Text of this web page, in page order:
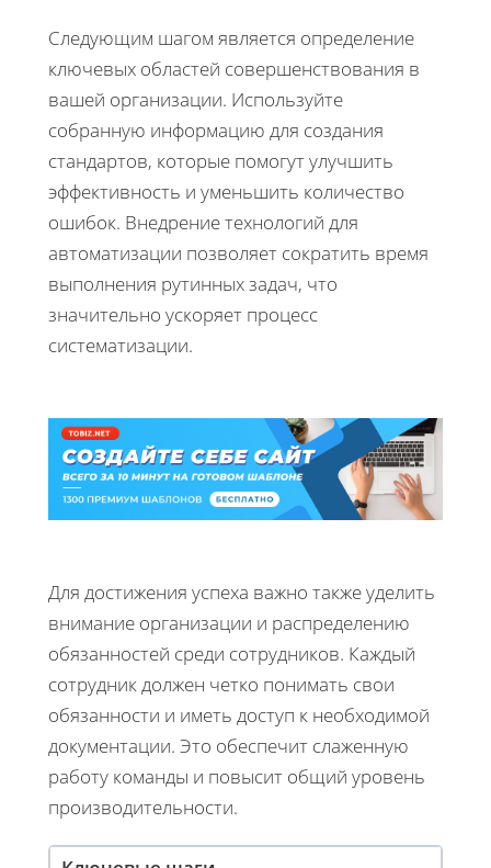
Следующим шагом является определение
ключевых областей совершенствования в
вашей организации. Используйте
собранную информацию для создания
стандартов, которые помогут улучшить
эффективность и уменьшить количество
ошибок. Внедрение технологий для
автоматизации позволяет сократить время
выполнения рутинных задач, что
значительно ускоряет процесс
систематизации.
Для достижения успеха важно также уделить
внимание организации и распределению
обязанностей среди сотрудников. Каждый
сотрудник должен четко понимать свои
обязанности и иметь доступ к необходимой
документации. Это обеспечит слаженную
работу команды и повысит общий уровень
производительности.